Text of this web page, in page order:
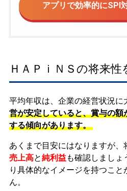
アプリで効率的にSPI
ＨＡＰｉＮＳの将来性
平均年収は、企業の経営状況に
営が安定していると、賞与の
する傾向があります。
あくまで目安にはなりますが、
売上高と純利益も確認しましょ
り具体的なイメージを持つこ
ん。